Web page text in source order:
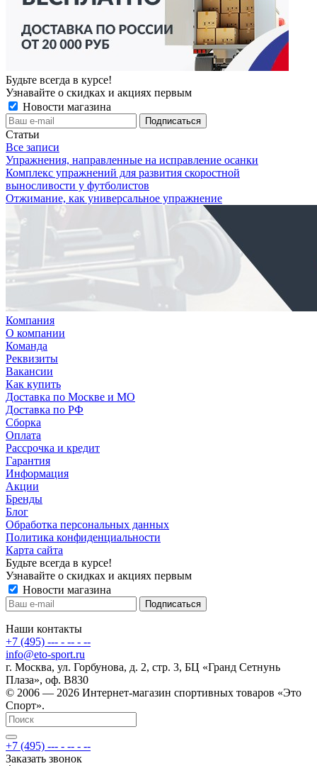
Будьте всегда в курсе!
Узнавайте о скидках и акциях первым
Новости магазина
Статьи
Все записи
Упражнения, направленные на исправление осанки
Комплекс упражнений для развития скоростной
выносливости у футболистов
Отжимание, как универсальное упражнение
Компания
О компании
Команда
Реквизиты
Вакансии
Как купить
Доставка по Москве и МО
Доставка по РФ
Сборка
Оплата
Рассрочка и кредит
Гарантия
Информация
Акции
Бренды
Блог
Обработка персональных данных
Политика конфиденциальности
Карта сайта
Будьте всегда в курсе!
Узнавайте о скидках и акциях первым
Новости магазина
Наши контакты
+7 (495) --- - -- - --
info@eto-sport.ru
г. Москва, ул. Горбунова, д. 2, стр. 3, БЦ «Гранд Сетнунь
Плаза», оф. В830
© 2006 — 2026 Интернет-магазин спортивных товаров «Это
Спорт».
+7 (495) --- - -- - --
Заказать звонок